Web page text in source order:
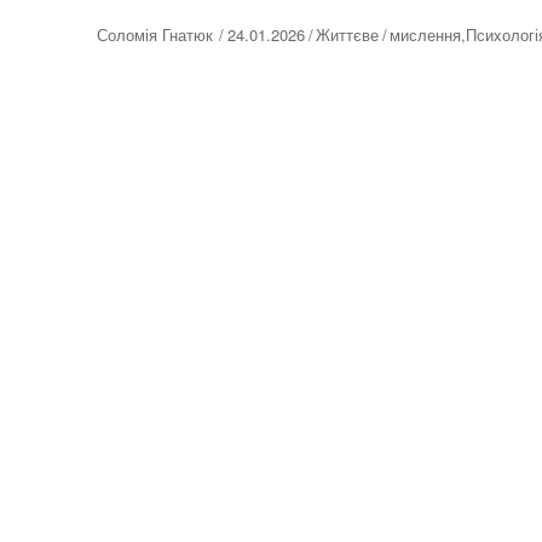
Автор
Соломія Гнатюк 24.01.2026 Життєве мислення,